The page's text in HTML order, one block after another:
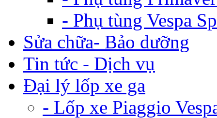
- Phụ tùng Vespa
Sửa chữa- Bảo dưỡng
Tin tức - Dịch vụ
Đại lý lốp xe ga
- Lốp xe Piaggio